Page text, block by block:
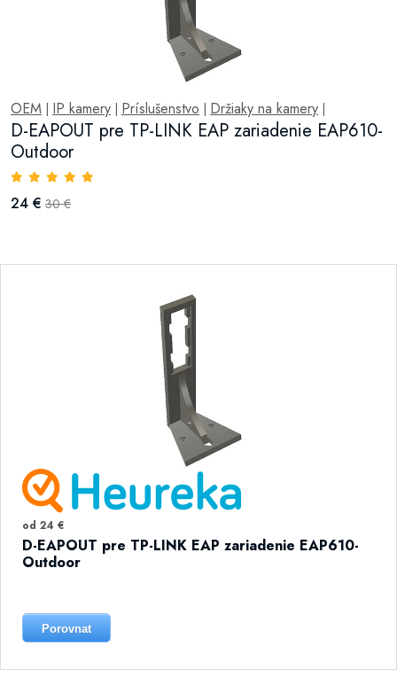
OEM IP kamery Príslušenstvo Držiaky na kamery
D-EAPOUT pre TP-LINK EAP zariadenie EAP610-
Outdoor
24 € 30 €
od 24 €
D-EAPOUT pre TP-LINK EAP zariadenie EAP610-
Outdoor
Porovnat